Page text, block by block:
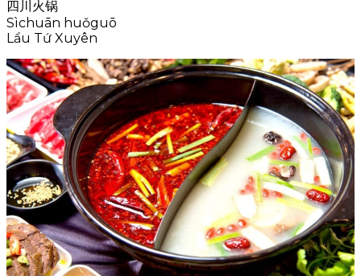
四川火锅
Sìchuān huǒguō
Lẩu Tứ Xuyên